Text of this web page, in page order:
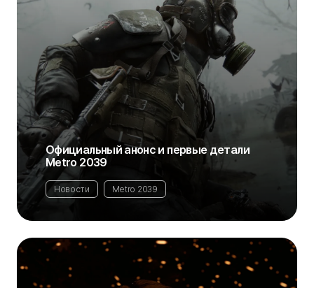
Официальный анонс и первые детали
Metro 2039
Новости Metro 2039